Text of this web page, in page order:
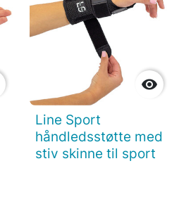

Line Sport
håndledsstøtte med
stiv skinne til sport